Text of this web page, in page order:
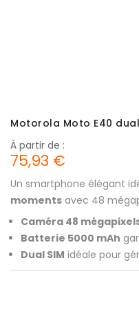
Motorola Moto E40
Un smartphone élégant
moments avec 48
À partir de :
75,93 €
Caméra 48
Batterie 5000 mAh
Dual SIM idéale pour